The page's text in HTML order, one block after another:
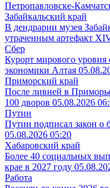
Петропавловске-
Забайкальский край
В дендрарии музея
утраченным артефакт
Сбер
Курорт мирового уровня
экономики Алтая
Приморский край
После ливней в
100 дворов 05.08.2026
Путин
Путин подписал закон о
05.08.2026 05:20
Хабаровский край
Более 40 социальных
крае в 2027 году
Работа